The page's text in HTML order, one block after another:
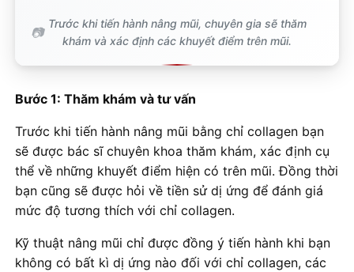
Trước khi tiến hành nâng mũi, chuyên gia sẽ thăm
khám và xác định các khuyết điểm trên mũi.
Bước 1: Thăm khám và tư vấn
Trước khi tiến hành nâng mũi bằng chỉ collagen bạn
sẽ được bác sĩ chuyên khoa thăm khám, xác định cụ
thể về những khuyết điểm hiện có trên mũi. Đồng thời
bạn cũng sẽ được hỏi về tiền sử dị ứng để đánh giá
mức độ tương thích với chỉ collagen.
Kỹ thuật nâng mũi chỉ được đồng ý tiến hành khi bạn
không có bất kì dị ứng nào đối với chỉ collagen, các